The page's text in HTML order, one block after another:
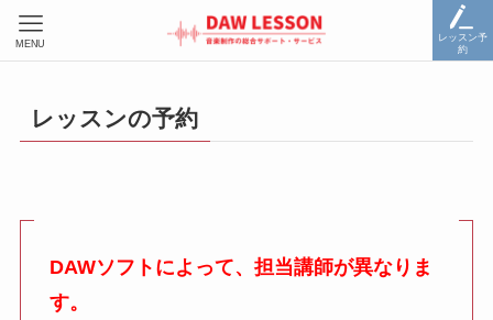
レッスン予
約
MENU
レッスンの予約
DAWソフトによって、担当講師が異なりま
す。